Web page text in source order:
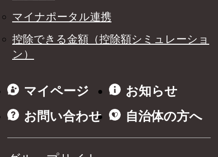
マイナポータル連携
控除できる金額（控除額シミュレーショ
ン）
マイページ
お知らせ
お問い合わせ
自治体の方へ